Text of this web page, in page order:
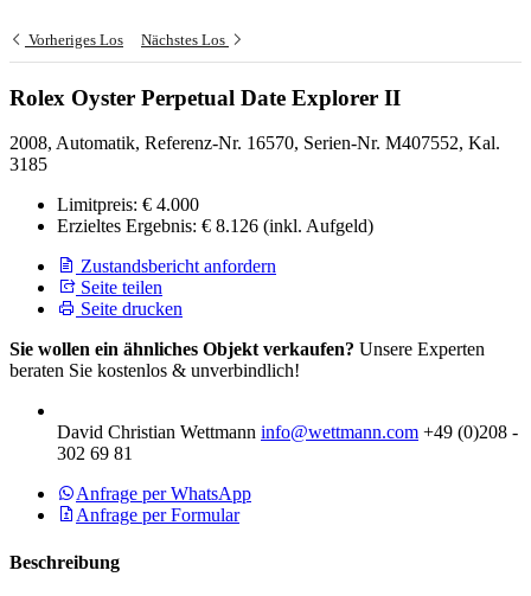
Vorheriges Los Nächstes Los
Rolex Oyster Perpetual Date Explorer II
2008, Automatik, Referenz-Nr. 16570, Serien-Nr. M407552, Kal.
3185
Limitpreis: € 4.000
Erzieltes Ergebnis: € 8.126 (inkl. Aufgeld)
Zustandsbericht anfordern
Seite teilen
Seite drucken
Sie wollen ein ähnliches Objekt verkaufen? Unsere Experten
beraten Sie kostenlos & unverbindlich!
David Christian Wettmann info@wettmann.com +49 (0)208 -
302 69 81
Anfrage per WhatsApp
Anfrage per Formular
Beschreibung